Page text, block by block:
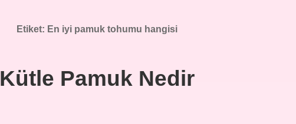
Etiket: En iyi pamuk tohumu hangisi
Kütle Pamuk Nedir